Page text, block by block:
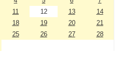
11 12 13
14
18 19 20
21
25 26 27
28